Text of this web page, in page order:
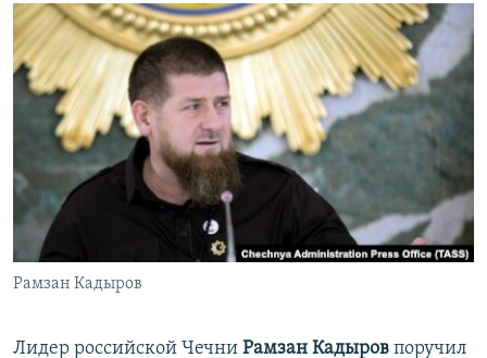
поискуИНФОГРАФИКА
ТЕЛЕПРОЕКТ КРЫМ.РЕАЛИИ
СОВЕТЫ ПРАВОЗАЩИТНИКОВ
ПРОПАВШИЕ БЕЗ ВЕСТИ
ПОБЕДИТЕЛЕЙ НЕ СУДЯТ?
КРЫМ.НЕПОКОРЕННЫЙ
ELIFBE
УКРАИНСКАЯ ПРОБЛЕМА КРЫМА
КАК ОБОЙТИ БЛОКИРОВКУ
Українською
Qırımtatar
ПРИСОЕДИНЯЙТЕСЬ!
Рамзан Кадыров
Лидер российской Чечни Рамзан Кадыров поручил